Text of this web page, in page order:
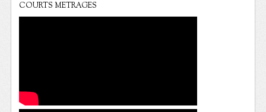
COURTS METRAGES